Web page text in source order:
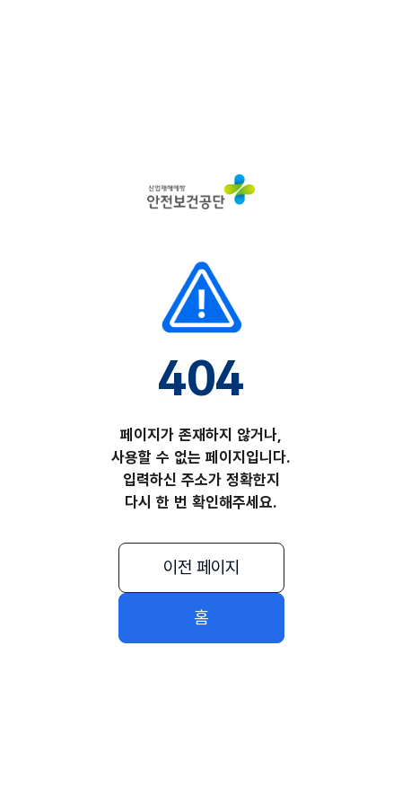
재
해
안
전
보
건
공
단
404
페이지가 존재하지 않거나,
사용할 수 없는 페이지입니다.
입력하신 주소가 정확한지
다시 한 번 확인해주세요.
이전 페이지
홈